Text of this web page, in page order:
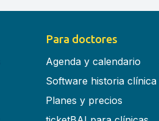
Para doctores
Agenda y calendario
Software historia clínica
Planes y precios